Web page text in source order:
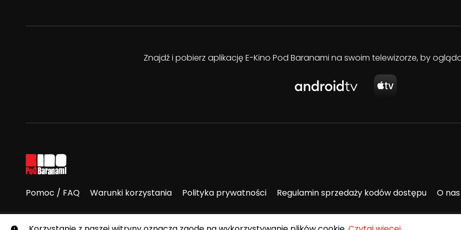
Znajdź i pobierz aplikację E-Kino Pod Baranami na swoim telewizorze, by
Pomoc / FAQ Warunki korzystania Polityka prywatności Regulamin sprzedaży kodów dostępu O nas
© E-Kino Pod Baranami. Wszelkie prawa zastrzeżone.